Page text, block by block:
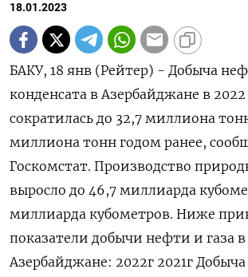
18.01.2023
БАКУ, 18 янв (Рейтер) - Добыча
конденсата в Азербайджане в 2022
сократилась до 32,7 миллиона
миллиона тонн годом ранее,
Госкомстат. Производство
выросло до 46,7 миллиарда
миллиарда кубометров. Ниже
показатели добычи нефти и газа в
Азербайджане: 2022г 2021г